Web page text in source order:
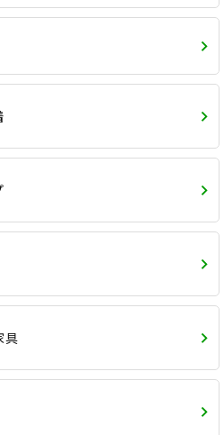
具